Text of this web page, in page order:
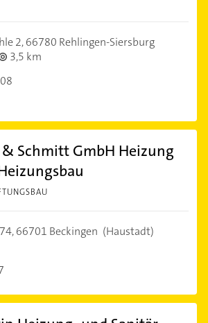
2,66780 Rehlingen-Siersburg
3,5 km
Schmitt GmbH Heizung
66701 Beckingen (Haustadt)